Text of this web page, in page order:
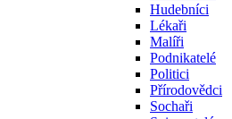
Hudebníci
Lékaři
Malíři
Podnikatelé
Politici
Přírodovědci
Sochaři